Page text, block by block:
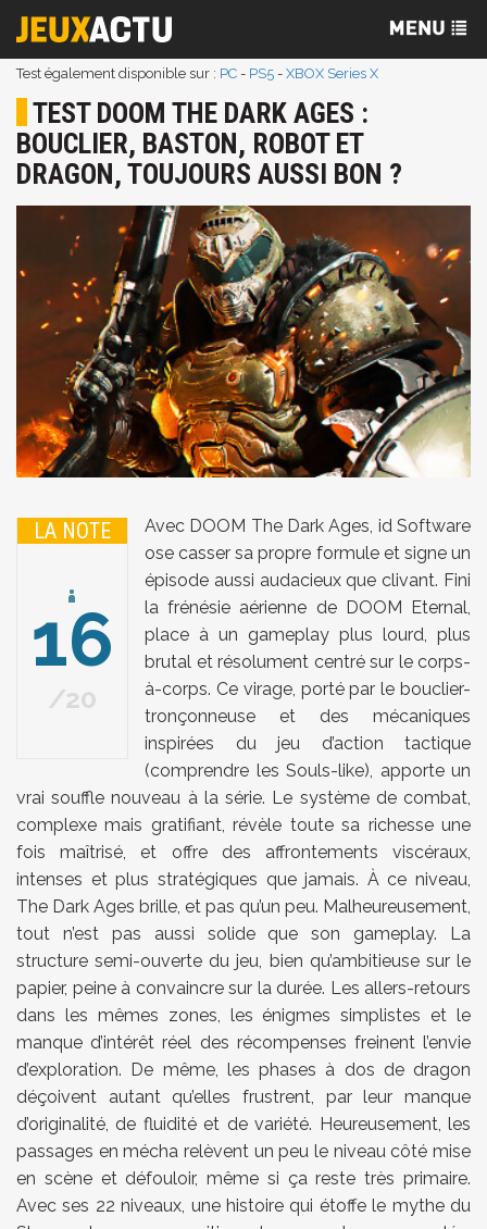
Test également disponible sur : PC - PS5 - XBOX Series X
TEST DOOM THE DARK AGES :
BOUCLIER, BASTON, ROBOT ET
DRAGON, TOUJOURS AUSSI BON ?
LA NOTE
16
20
Avec DOOM The Dark Ages, id Software
ose casser sa propre formule et signe un
épisode aussi audacieux que clivant. Fini
la frénésie aérienne de DOOM Eternal,
place à un gameplay plus lourd, plus
brutal et résolument centré sur le corps-
à-corps. Ce virage, porté par le bouclier-
tronçonneuse et des mécaniques
inspirées du jeu d’action tactique
(comprendre les Souls-like), apporte un
vrai souffle nouveau à la série. Le système de combat,
complexe mais gratifiant, révèle toute sa richesse une
fois maîtrisé, et offre des affrontements viscéraux,
intenses et plus stratégiques que jamais. À ce niveau,
The Dark Ages brille, et pas qu’un peu. Malheureusement,
tout n’est pas aussi solide que son gameplay. La
structure semi-ouverte du jeu, bien qu’ambitieuse sur le
papier, peine à convaincre sur la durée. Les allers-retours
dans les mêmes zones, les énigmes simplistes et le
manque d’intérêt réel des récompenses freinent l’envie
d’exploration. De même, les phases à dos de dragon
déçoivent autant qu’elles frustrent, par leur manque
d’originalité, de fluidité et de variété. Heureusement, les
passages en mécha relèvent un peu le niveau côté mise
en scène et défouloir, même si ça reste très primaire.
Avec ses 22 niveaux, une histoire qui étoffe le mythe du